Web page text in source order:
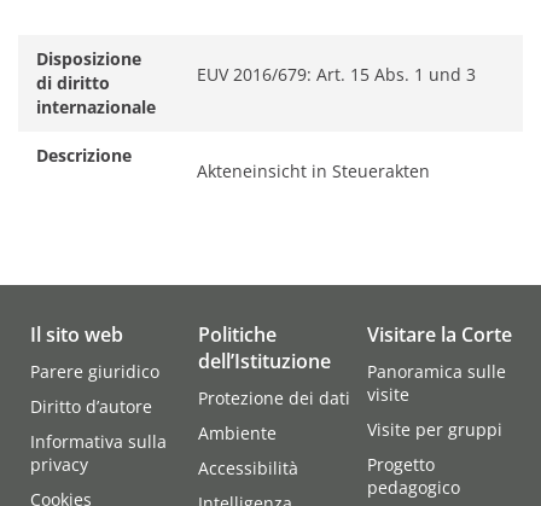
Disposizione
di diritto
internazionale
EUV 2016/679: Art. 15 Abs. 1 und 3
Descrizione
Akteneinsicht in Steuerakten
Il sito web
Parere giuridico
Diritto d’autore
Informativa sulla
privacy
Cookies
Politiche
dell’Istituzione
Protezione dei dati
Ambiente
Accessibilità
Visitare la Corte
Panoramica sulle
visite
Visite per gruppi
Progetto
pedagogico